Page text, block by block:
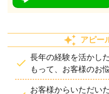
アピー
長年の経験を活かし
もって、お客様のお
お客様からいただい